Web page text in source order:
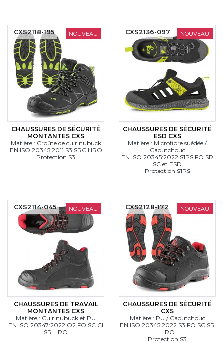
NOUVEAU
CHAUSSURES DE SÉCURITÉ
MONTANTES CXS
Matière : Croûte de cuir nubuck
EN ISO 20345:2011 S3 SRC HRO
Protection S3
CXS2118-195 NOUVEAU
CHAUSSURES DE SÉCURITÉ
ESD CXS
Matière : Microfibre suédée /
Caoutchouc
EN ISO 20345:2022 S1PS FO SR
SC et ESD
Protection S1PS
CXS2136-097
NOUVEAU
CHAUSSURES DE TRAVAIL
MONTANTES CXS
Matière : Cuir nubuck et PU
EN ISO 20347:2022 O2 FO SC CI
SR HRO
CXS2114-045 NOUVEAU
CHAUSSURES DE SÉCURITÉ
CXS
Matière : PU / Caoutchouc
EN ISO 20345:2022 S3 FO SC SR
HRO
Protection S3
CXS2128-172